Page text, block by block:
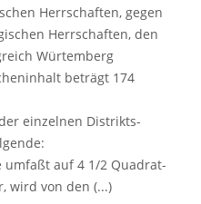
Herrschaften, gegen
Herrschaften, den
Würtemberg
beträgt 174
einzelnen Distrikts-
umfaßt auf 4 1/2 Quadrat-
wird von den (...)